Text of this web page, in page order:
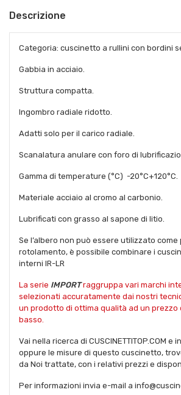
Descrizione
Categoria: cuscinetto a rullini con bordini
Gabbia in acciaio.
Struttura compatta.
Ingombro radiale ridotto.
Adatti solo per il carico radiale.
Scanalatura anulare con foro di
Gamma di temperature (°C) -20°C+120°C.
Materiale acciaio al cromo al carbonio.
Lubrificati con grasso al sapone di litio.
Se l’albero non può essere utilizzato come
rotolamento, è possibile combinare i
interni IR-LR
La serie IMPORTraggruppa vari marchi
selezionati accuratamente dai nostri
un prodotto di ottima qualità ad un prezzo
basso.
Vai nella ricerca di CUSCINETTITOP.COM e
oppure le misure di questo cuscinetto,
da Noi trattate, con i relativi prezzi e
Per informazioni invia e-mail a